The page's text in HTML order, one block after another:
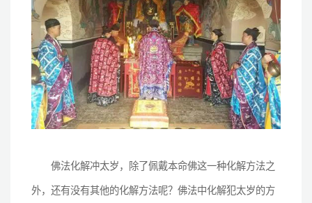
佛法化解冲太岁，除了佩戴本命佛这一种化解方法之
外，还有没有其他的化解方法呢？佛法中化解犯太岁的方